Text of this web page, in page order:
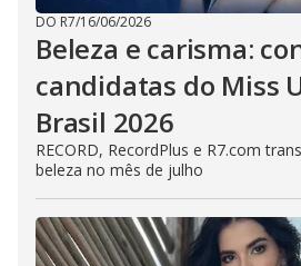
DO R7/16/06/2026
Beleza e carisma:
candidatas do Miss
Brasil 2026
RECORD, RecordPlus e R7.com
beleza no mês de julho